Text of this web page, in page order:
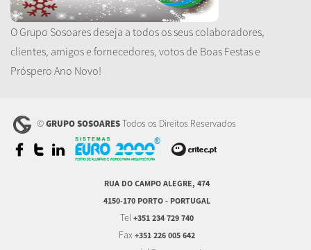
O Grupo Sosoares deseja a todos os seus colaboradores,
clientes, amigos e fornecedores, votos de Boas Festas e
Próspero Ano Novo!
©GRUPO SOSOARESTodos os Direitos Reservados
RUA DO CAMPO ALEGRE, 474
4150-170 PORTO - PORTUGAL
Tel +351 234 729 740
Fax +351 226 005 642